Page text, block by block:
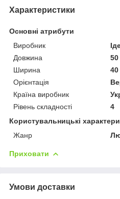
Характеристики
Основні атрибути
Виробник
Довжина
Ширина
Орієнтація
Країна виробник
Рівень складності
4
Користувальницькі
Жанр
Приховати
Умови доставки